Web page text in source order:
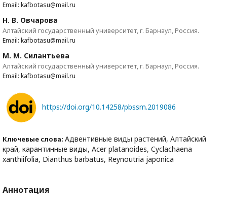
Email: kafbotasu@mail.ru
Н. В. Овчарова
Алтайский государственный университет, г. Барнаул, Россия.
Email: kafbotasu@mail.ru
М. М. Силантьева
Алтайский государственный университет, г. Барнаул, Россия.
Email: kafbotasu@mail.ru
https://doi.org/10.14258/pbssm.2019086
Ключевые слова: Адвентивные виды растений, Алтайский
край, карантинные виды, Acer platanoides, Cyclachaena
xanthiifolia, Dianthus barbatus, Reynoutria japonica
Аннотация